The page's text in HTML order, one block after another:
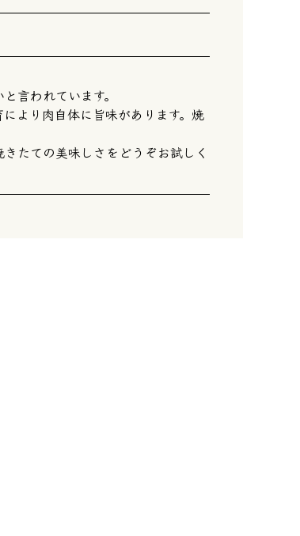
言われています。
より肉自体に旨味があります。焼
たての美味しさをどうぞお試しく